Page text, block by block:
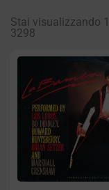
Stai visualizzando
3298